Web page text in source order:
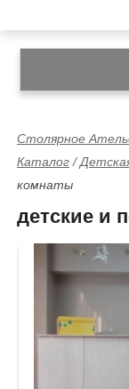
Столярное
Каталог /
комнаты
детские и